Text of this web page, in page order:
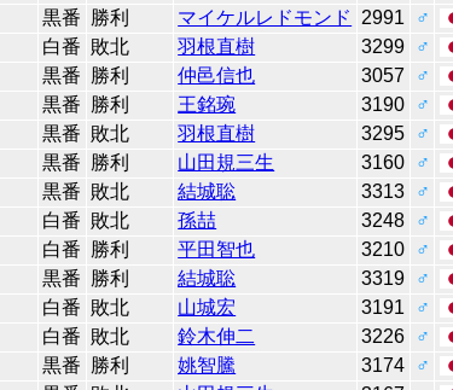
黒番 勝利 マイケルレドモンド 2991 ♂
白番 敗北 羽根直樹 3299 ♂
黒番 勝利 仲邑信也 3057 ♂
黒番 勝利 王銘琬 3190 ♂
黒番 敗北 羽根直樹 3295 ♂
黒番 勝利 山田規三生 3160 ♂
黒番 敗北 結城聡 3313 ♂
白番 敗北 孫喆 3248 ♂
白番 勝利 平田智也 3210 ♂
黒番 勝利 結城聡 3319 ♂
白番 敗北 山城宏 3191 ♂
白番 敗北 鈴木伸二 3226 ♂
黒番 勝利 姚智騰 3174 ♂